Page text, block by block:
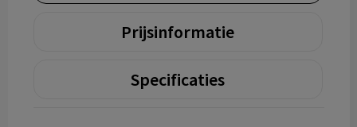
Prijsinformatie
Specificaties